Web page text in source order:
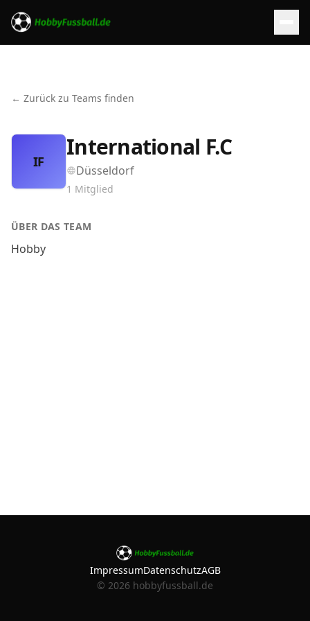
← Zurück zu Teams finden
IF
International F.C
Düsseldorf
1 Mitglied
ÜBER DAS TEAM
Hobby
ImpressumDatenschutzAGB
© 2026 hobbyfussball.de